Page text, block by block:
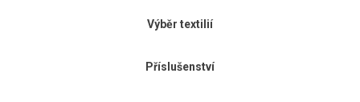
Výběr textilií
Příslušenství